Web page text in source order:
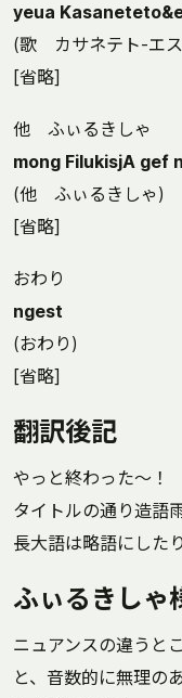
yeua
(歌 カサネテト-エ
[省略]
他 ふぃるきしゃ
mong FilukisjA gef
(他 ふぃるきしゃ)
[省略]
おわり
ngest
(おわり)
[省略]
翻訳後記
やっと終わった～！
タイトルの通り造語
長大語は略語にした
ふぃるきしゃ
ニュアンスの違うと
と、音数的に無理の